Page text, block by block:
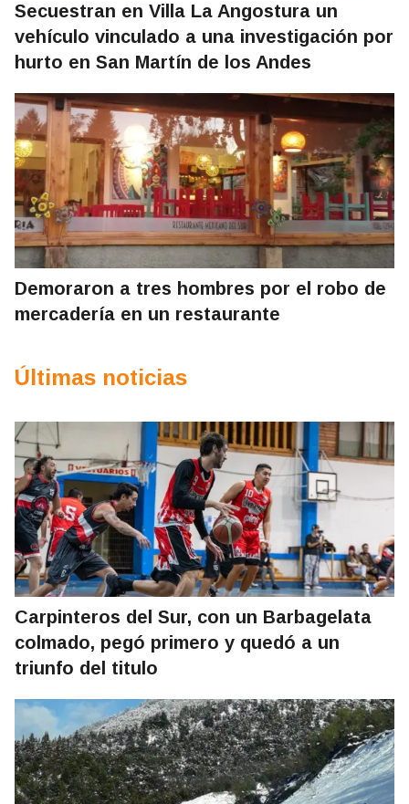
Secuestran en Villa La Angostura un
vehículo vinculado a una investigación por
hurto en San Martín de los Andes
Demoraron a tres hombres por el robo de
mercadería en un restaurante
Últimas noticias
Carpinteros del Sur, con un Barbagelata
colmado, pegó primero y quedó a un
triunfo del titulo